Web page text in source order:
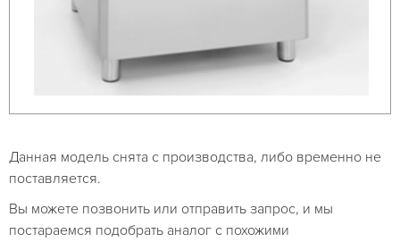
Данная модель снята с производства, либо временно не
поставляется.
Вы можете позвонить или отправить запрос, и мы
постараемся подобрать аналог с похожими